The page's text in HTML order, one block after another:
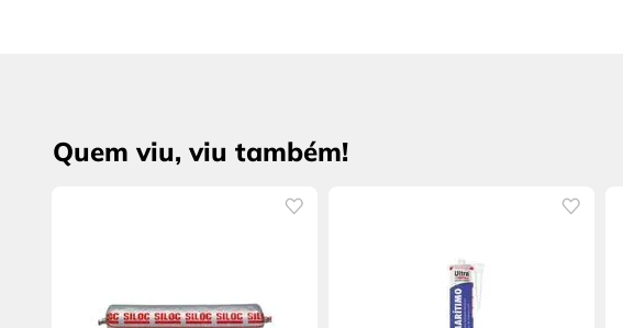
Quem viu, viu também!